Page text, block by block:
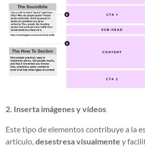
2. Inserta imágenes y vídeos
Este tipo de elementos contribuye a la
artículo,desestresa visualmente y